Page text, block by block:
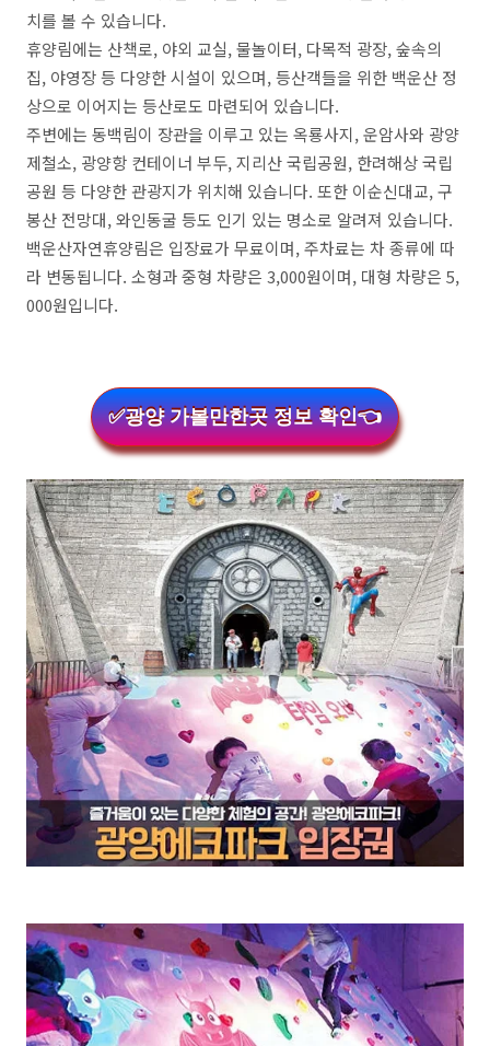
치를 볼 수 있습니다.
휴양림에는 산책로, 야외 교실, 물놀이터, 다목적 광장, 숲속의
집, 야영장 등 다양한 시설이 있으며, 등산객들을 위한 백운산 정
상으로 이어지는 등산로도 마련되어 있습니다.
주변에는 동백림이 장관을 이루고 있는 옥룡사지, 운암사와 광양
제철소, 광양항 컨테이너 부두, 지리산 국립공원, 한려해상 국립
공원 등 다양한 관광지가 위치해 있습니다. 또한 이순신대교, 구
봉산 전망대, 와인동굴 등도 인기 있는 명소로 알려져 있습니다.
백운산자연휴양림은 입장료가 무료이며, 주차료는 차 종류에 따
라 변동됩니다. 소형과 중형 차량은 3,000원이며, 대형 차량은 5,
000원입니다.
✅광양 가볼만한곳 정보 확인👈